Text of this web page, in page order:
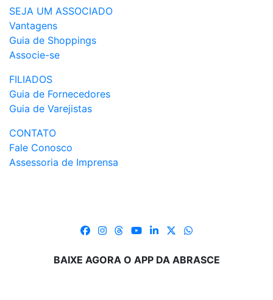
SEJA UM ASSOCIADO
Vantagens
Guia de Shoppings
Associe-se
FILIADOS
Guia de Fornecedores
Guia de Varejistas
CONTATO
Fale Conosco
Assessoria de Imprensa
BAIXE AGORA O APP DA ABRASCE